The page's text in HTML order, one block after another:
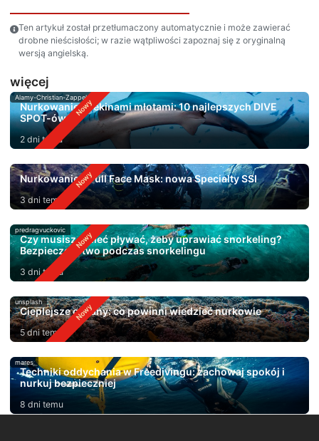
Ten artykuł został przetłumaczony automatycznie i może zawierać
drobne nieścisłości; w razie wątpliwości zapoznaj się z oryginalną
wersją angielską.
więcej
Alamy-Christian-Zappel
Nurkowanie z rekinami młotami: 10 najlepszych DIVE
SPOT-ów
2 dni temu
Nurkowanie z Full Face Mask: nowa Specialty SSI
3 dni temu
predragvuckovic
Czy musisz umieć pływać, żeby uprawiać snorkeling?
Bezpieczeństwo podczas snorkelingu
3 dni temu
unsplash
Cieplejsze oceany: co powinni wiedzieć nurkowie
5 dni temu
mares
Techniki oddychania w Freedivingu: zachowaj spokój i
nurkuj bezpieczniej
8 dni temu